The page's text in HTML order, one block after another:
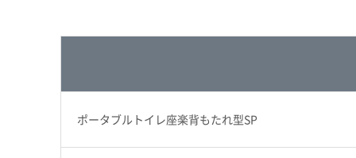
ポータブルトイレ座楽背もたれ型SP